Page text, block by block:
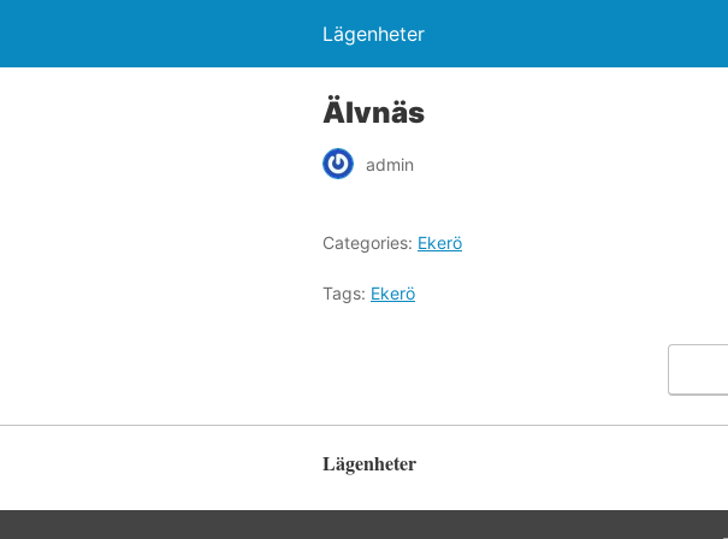
Lägenheter
Älvnäs
admin
Categories: Ekerö
Tags: Ekerö
Lägenheter